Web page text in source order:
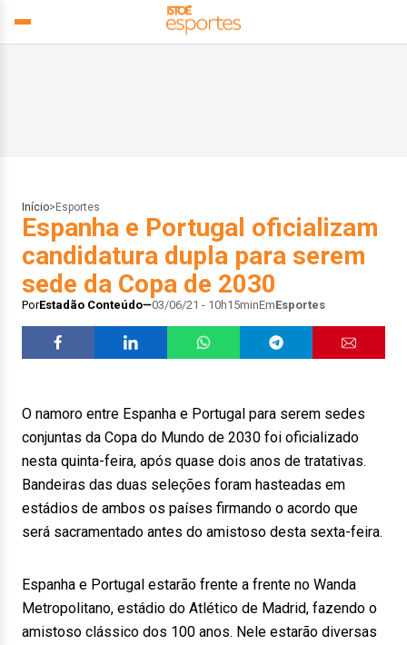
Início> Esportes
Espanha e Portugal oficializam
candidatura dupla para serem
sede da Copa de 2030
PorEstadão Conteúdo 03/06/21 - 10h15minEmEsportes
O namoro entre Espanha e Portugal para serem sedes
conjuntas da Copa do Mundo de 2030 foi oficializado
nesta quinta-feira, após quase dois anos de tratativas.
Bandeiras das duas seleções foram hasteadas em
estádios de ambos os países firmando o acordo que
será sacramentado antes do amistoso desta sexta-feira.
Espanha e Portugal estarão frente a frente no Wanda
Metropolitano, estádio do Atlético de Madrid, fazendo o
amistoso clássico dos 100 anos. Nele estarão diversas